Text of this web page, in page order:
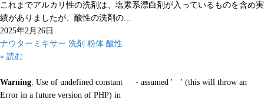
これまでアルカリ性の洗剤は、塩素系漂白剤が入っているものを含め実
績がありましたが、酸性の洗剤の...
2025年2月26日
ナウターミキサー 洗剤 粉体 酸性
» 読む
Warning: Use of undefined constant - assumed ' ' (this will throw an
Error in a future version of PHP) in